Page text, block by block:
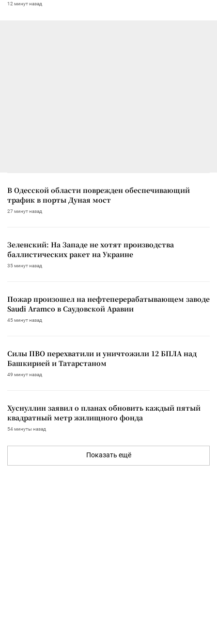
12 минут назад
В Одесской области поврежден обеспечивающий
трафик в порты Дуная мост
27 минут назад
Зеленский: На Западе не хотят производства
баллистических ракет на Украине
35 минут назад
Пожар произошел на нефтеперерабатывающем заводе
Saudi Aramco в Саудовской Аравии
45 минут назад
Силы ПВО перехватили и уничтожили 12 БПЛА над
Башкирией и Татарстаном
49 минут назад
Хуснуллин заявил о планах обновить каждый пятый
квадратный метр жилищного фонда
54 минуты назад
Показать ещё